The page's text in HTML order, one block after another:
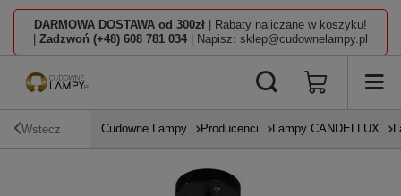
DARMOWA DOSTAWA od 300zł | Rabaty naliczane w koszyku!
Zadzwoń (+48) 608 781 034 | Napisz: sklep@cudownelampy.pl
Wstecz Cudowne Lampy Producenci Lampy CANDELLUX